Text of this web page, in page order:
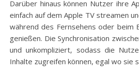
Darüber hinaus können Nutzer ihre
einfach auf dem Apple TV streamen
während des Fernsehens oder beim
genießen. Die Synchronisation
und unkompliziert, sodass die
Inhalte zugreifen können, egal wo sie